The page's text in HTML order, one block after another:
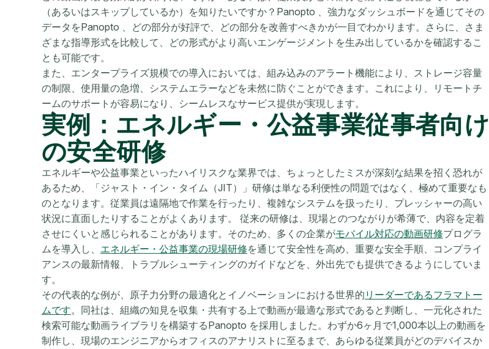
（あるいはスキップしているか）を知りたいですか？Panopto 、強力なダッシュボードを通じてその
データをPanopto 、どの部分が好評で、どの部分を改善すべきかが一目でわかります。さらに、さま
ざまな指導形式を比較して、どの形式がより高いエンゲージメントを生み出しているかを確認するこ
とも可能です。
また、エンタープライズ規模での導入においては、組み込みのアラート機能により、ストレージ容量
の制限、使用量の急増、システムエラーなどを未然に防ぐことができます。これにより、リモートチ
ームのサポートが容易になり、シームレスなサービス提供が実現します。
実例：エネルギー・公益事業従事者向け
の安全研修
エネルギーや公益事業といったハイリスクな業界では、ちょっとしたミスが深刻な結果を招く恐れが
あるため、「ジャスト・イン・タイム（JIT）」研修は単なる利便性の問題ではなく、極めて重要なも
のとなります。従業員は遠隔地で作業を行ったり、複雑なシステムを扱ったり、プレッシャーの高い
状況に直面したりすることがよくあります。 従来の研修は、現場とのつながりが希薄で、内容を定着
させにくいと感じられることがあります。そのため、多くの企業がモバイル対応の動画研修プログラ
ムを導入し、 エネルギー・公益事業の現場研修を通じて安全性を高め、重要な安全手順、コンプライ
アンスの最新情報、トラブルシューティングのガイドなどを、外出先でも提供できるようにしていま
す。
その代表的な例が、原子力分野の最適化とイノベーションにおける世界的 リーダーであるフラマトー
ムです。同社は、組織の知見を収集・共有する上で動画が最適な形式であると判断し、一元化された
検索可能な動画ライブラリを構築するPanopto を採用しました。わずか6ヶ月で1,000本以上の動画を
制作し、現場のエンジニアからオフィスのアナリストに至るまで、あらゆる従業員がどのデバイスか